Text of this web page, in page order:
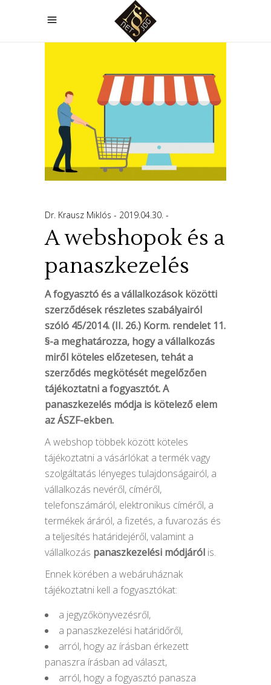
Dr. Krausz Miklós 2019.04.30.
A webshopok és a
panaszkezelés
A fogyasztó és a vállalkozások közötti
szerződések részletes szabályairól
szóló 45/2014. (II. 26.) Korm. rendelet 11.
§-a meghatározza, hogy a vállalkozás
miről köteles előzetesen, tehát a
szerződés megkötését megelőzően
tájékoztatni a fogyasztót. A
panaszkezelés módja is kötelező elem
az ÁSZF-ekben.
A webshop többek között köteles
tájékoztatni a vásárlókat a termék vagy
szolgáltatás lényeges tulajdonságairól, a
vállalkozás nevéről, címéről,
telefonszámáról, elektronikus címéről, a
termékek áráról, a fizetés, a fuvarozás és
a teljesítés határidejéről, valamint a
vállalkozás panaszkezelési módjáról is.
Ennek körében a webáruháznak
tájékoztatni kell a fogyasztókat:
a jegyzőkönyvezésről,
a panaszkezelési határidőről,
arról, hogy az írásban érkezett
panaszra írásban ad választ,
arról, hogy a fogyasztó panasza